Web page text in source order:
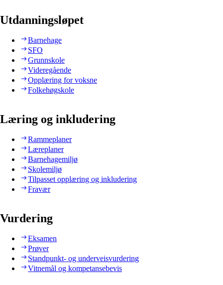
Utdanningsløpet
Barnehage
SFO
Grunnskole
Videregående
Opplæring for voksne
Folkehøgskole
Læring og inkludering
Rammeplaner
Læreplaner
Barnehagemiljø
Skolemiljø
Tilpasset opplæring og inkludering
Fravær
Vurdering
Eksamen
Prøver
Standpunkt- og underveisvurdering
Vitnemål og kompetansebevis